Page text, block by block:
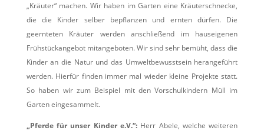
„Kräuter“ machen. Wir haben im Garten eine Kräuterschnecke,
die die Kinder selber bepflanzen und ernten dürfen. Die
geernteten Kräuter werden anschließend im hauseigenen
Frühstückangebot mitangeboten. Wir sind sehr bemüht, dass die
Kinder an die Natur und das Umweltbewusstsein herangeführt
werden. Hierfür finden immer mal wieder kleine Projekte statt.
So haben wir zum Beispiel mit den Vorschulkindern Müll im
Garten eingesammelt.
„Pferde für unser Kinder e.V.“: Herr Abele, welche weiteren